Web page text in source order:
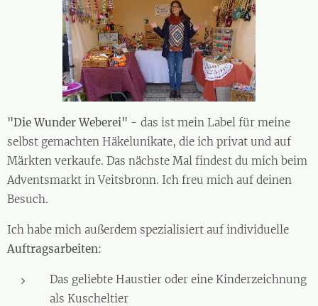
"Die Wunder Weberei" - das ist mein Label für meine
selbst gemachten Häkelunikate, die ich privat und auf
Märkten verkaufe. Das nächste Mal findest du mich beim
Adventsmarkt in Veitsbronn. Ich freu mich auf deinen
Besuch.
Ich habe mich außerdem spezialisiert auf individuelle
Auftragsarbeiten:
Das geliebte Haustier oder eine Kinderzeichnung
als Kuscheltier